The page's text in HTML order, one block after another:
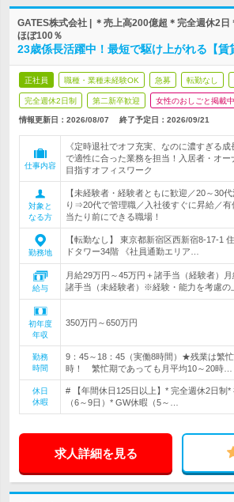
GATES株式会社 | ＊売上高200億超＊完全週休2
ほぼ100％
23歳係長活躍中！最短で駆け上がれる【賃
正社員 職種・業種未経験OK 急募 転勤なし
完全週休2日制 第二新卒歓迎 女性のおしごと掲載中
情報更新日：2026/08/07 終了予定日： 2026/09/21
仕事内容
《定時退社でオフ充実、なのに濃すぎる
で適性に合った業務を担当！入居者・オー
目指すオフィスワーク
対象と
なる方
【未経験者・経験者ともに歓迎／20～30
り⇒20代で管理職／入社後すぐに昇給／
当たり前にできる職場！
勤務地
【転勤なし】 東京都新宿区西新宿8-17-1
ドタワー34階 《社員通勤エリア…
給与
月給29万円～45万円＋諸手当（経験者）
諸手当（未経験者）※経験・能力を考慮の
初年度
年収
350万円～650万円
勤務
時間
9：45～18：45（実働8時間）★残業は繁
時！ 繁忙期であっても月平均10～20時…
休日
休暇
# 【年間休日125日以上】* 完全週休2日制*
（6～9日）* GW休暇（5～…
求人詳細を見る